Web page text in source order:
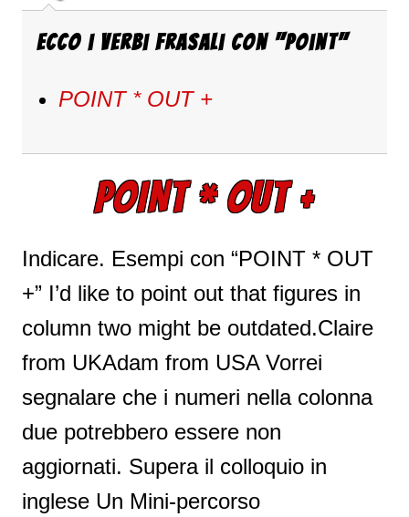
Ecco i verbi frasali con "Point"
POINT * OUT +
POINT * OUT +
Indicare. Esempi con “POINT * OUT
+” I’d like to point out that figures in
column two might be outdated.Claire
from UKAdam from USA Vorrei
segnalare che i numeri nella colonna
due potrebbero essere non
aggiornati. Supera il colloquio in
inglese Un Mini-percorso